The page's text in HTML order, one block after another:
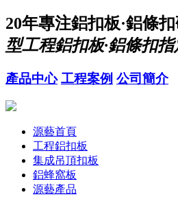
20年專注鋁扣板·鋁條
型工程鋁扣板·鋁條扣
產品中心 工程案例 公司簡介
源藝首頁
工程鋁扣板
集成吊頂扣板
鋁蜂窩板
源藝產品